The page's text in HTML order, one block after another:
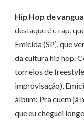
Hip Hop de
destaque é o rap,
Emicida (SP), que
da cultura hip hop.
torneios de
improvisação),
álbum: Pra quem já
que eu cheguei